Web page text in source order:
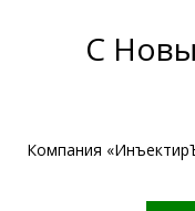
С
Компания